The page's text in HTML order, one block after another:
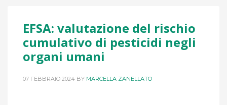
EFSA: valutazione del rischio
cumulativo di pesticidi negli
organi umani
07 FEBBRAIO 2024 BY MARCELLA ZANELLATO